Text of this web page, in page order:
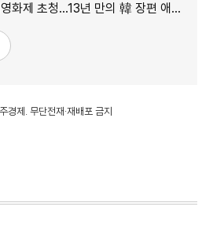
화제 초청…13년 만의 韓 장편 애니
제. 무단전재·재배포 금지